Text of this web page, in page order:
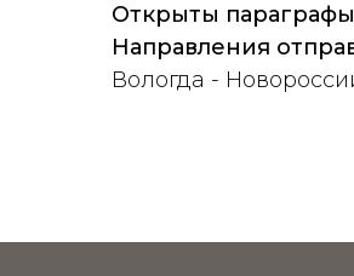
Открыты
Направления
Вологда -